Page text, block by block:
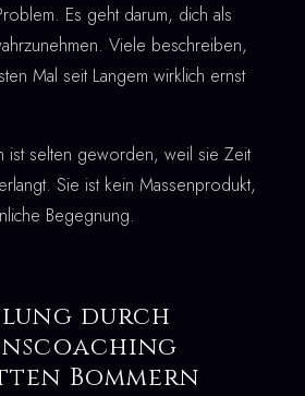
Es geht darum, dich als
Viele beschreiben,
Mal seit Langem wirklich ernst
ist selten geworden, weil sie Zeit
Sie ist kein Massenprodukt,
Begegnung.
durch
Bommern